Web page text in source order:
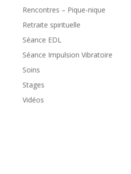
Rencontres – Pique-nique
Retraite spirituelle
Séance EDL
Séance Impulsion Vibratoire
Soins
Stages
Vidéos